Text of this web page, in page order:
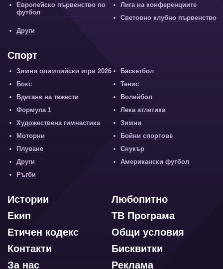
Европейско първенство по
футбол
Лига на конференциите
Световно клубно първенство
Други
Спорт
Зимни олимпийски игри 2026
Баскетбол
Бокс
Тенис
Вдигане на тежести
Волейбол
Формула 1
Лека атлетика
Художествена гимнастика
Зимни
Моторни
Бойни спортове
Плуване
Снукър
Други
Американски футбол
Ръгби
Любопитно
Истории
ТВ Програма
Екип
Общи условия
Етичен кодекс
Бисквитки
Контакти
Реклама
За нас